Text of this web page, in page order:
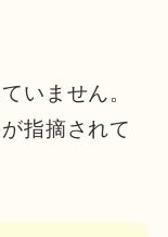
いません。
指摘されて